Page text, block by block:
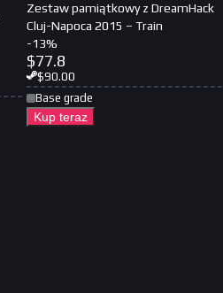
Zestaw pamiątkowy z DreamHack
Cluj-Napoca 2015 – Train
-13%
$77.8
$90.00
Base grade
Kup teraz